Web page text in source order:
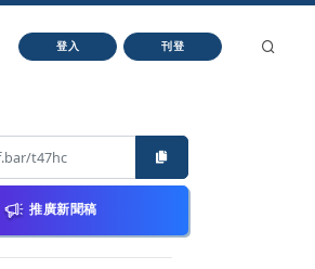
登入 刊登
推廣新聞稿